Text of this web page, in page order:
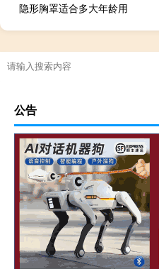
隐形胸罩适合多大年龄用
公告